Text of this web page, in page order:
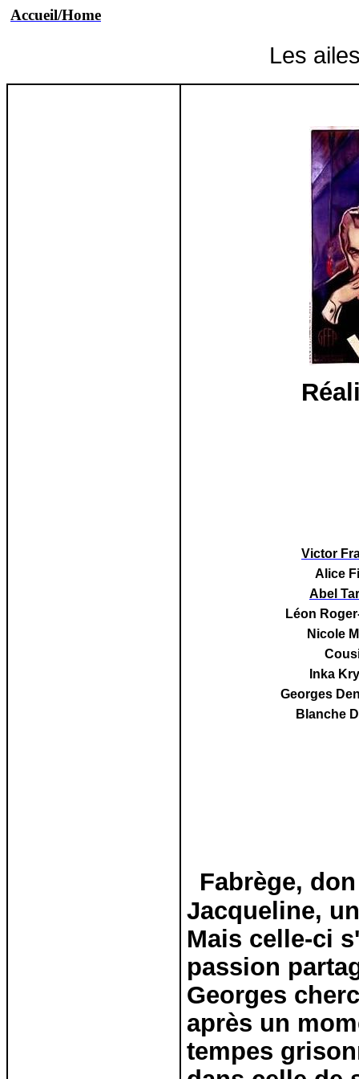
Accueil/Home
Les
Victor
Alice
Abel
Léon
Nicole
Inka
Georges
Blanche
Fabrège,
Jacqueline,
Mais celle-ci
passion
Georges
après un
tempes